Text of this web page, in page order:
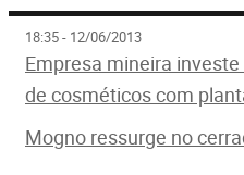
18:35 - 12/06/2013
Empresa mineira
de cosméticos com
Mogno ressurge no